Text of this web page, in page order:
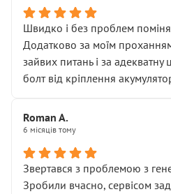
Швидко і без проблем
Додатково за моїм
зайвих питань і за адекватну
болт від кріплення
Roman A.
6 місяців тому
Звертався з проблемою з
Зробили вчасно, сервісом